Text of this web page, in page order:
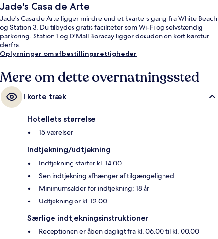
Jade's Casa de Arte
Jade's Casa de Arte ligger mindre end et kvarters gang fra White Beach
og Station 3. Du tilbydes gratis faciliteter som Wi-Fi og selvstændig
parkering. Station 1 og D'Mall Boracay ligger desuden en kort køretur
derfra.
Oplysninger om afbestillingsrettigheder
Mere om dette overnatningssted
I korte træk
Hotellets størrelse
15 værelser
Indtjekning/udtjekning
Indtjekning starter kl. 14.00
Sen indtjekning afhænger af tilgængelighed
Minimumsalder for indtjekning: 18 år
Udtjekning er kl. 12.00
Særlige indtjekningsinstruktioner
Receptionen er åben dagligt fra kl. 06.00 til kl. 00.00